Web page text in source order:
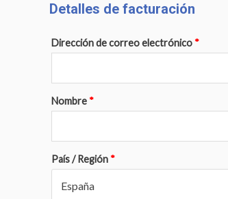
Detalles de facturación
Dirección de correo electrónico *
Nombre *
País / Región *
España